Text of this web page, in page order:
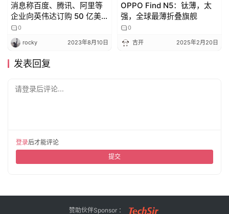
消息称百度、腾讯、阿里等
企业向英伟达订购 50 亿美
元芯片
0
rocky 2023年8月10日
OPPO Find N5：钛薄，太
强，全球最薄折叠旗舰
0
吉开 2025年2月20日
发表回复
请登录后评论...
登录后才能评论
提交
赞助伙伴Sponsor ：